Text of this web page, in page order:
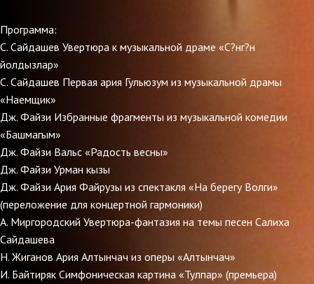
Программа:
С. Сайдашев Увертюра к музыкальной драме «С?нг?н
йолдызлар»
С. Сайдашев Первая ария Гульюзум из музыкальной драмы
«Наемщик»
Дж. Файзи Избранные фрагменты из музыкальной комедии
«Башмагым»
Дж. Файзи Вальс «Радость весны»
Дж. Файзи Урман кызы
Дж. Файзи Ария Файрузы из спектакля «На берегу Волги»
(переложение для концертной гармоники)
А. Миргородский Увертюра-фантазия на темы песен Салиха
Сайдашева
Н. Жиганов Ария Алтынчач из оперы «Алтынчач»
И. Байтиряк Симфоническая картина «Тулпар» (премьера)